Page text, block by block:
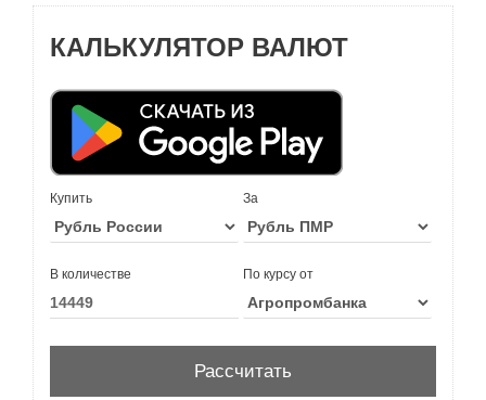
КАЛЬКУЛЯТОР ВАЛЮТ
Купить За
В количестве По курсу от